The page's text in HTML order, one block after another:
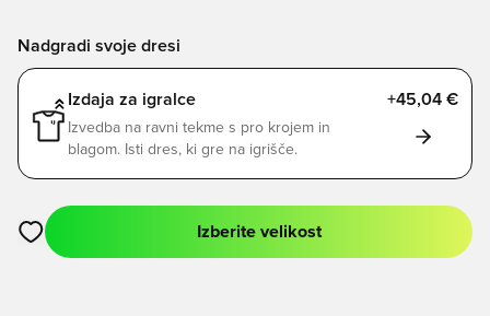
Nadgradi svoje dresi
Izdaja za igralce +45,04 €
Izvedba na ravni tekme s pro krojem in
blagom. Isti dres, ki gre na igrišče.
Odpre Modal za prijavo ali vpis kot član
Izberite velikost